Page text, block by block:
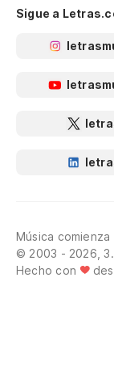
Sigue a
Música
© 2003 - 2026,
Hecho con